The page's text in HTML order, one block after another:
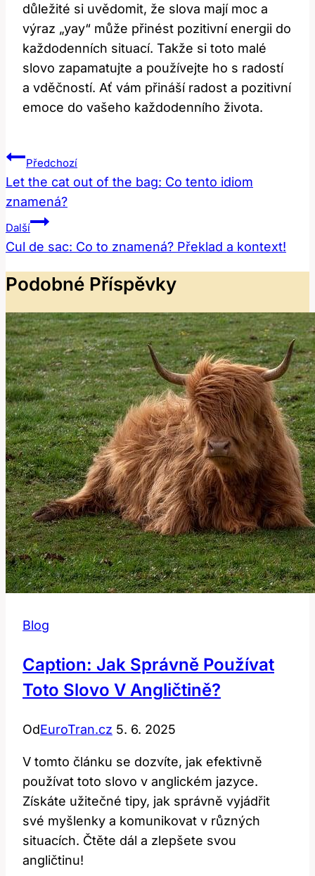
důležité si uvědomit, že slova mají moc a
výraz „yay“ může přinést pozitivní energii do
každodenních situací. Takže si toto malé
slovo zapamatujte a používejte ho s radostí
a vděčností. Ať vám přináší radost a pozitivní
emoce do vašeho každodenního života.
Navigace
Pro
Příspěvek
Předchozí
Let the cat out of the bag: Co tento idiom
znamená?
Další
Cul de sac: Co to znamená? Překlad a kontext!
Podobné Příspěvky
Blog
Caption: Jak Správně Používat
Toto Slovo V Angličtině?
OdEuroTran.cz 5. 6. 2025
V tomto článku se dozvíte, jak efektivně
používat toto slovo v anglickém jazyce.
Získáte užitečné tipy, jak správně vyjádřit
své myšlenky a komunikovat v různých
situacích. Čtěte dál a zlepšete svou
angličtinu!